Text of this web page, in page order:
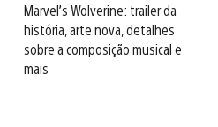
Marvel’s Wolverine: trailer da
história, arte nova, detalhes
sobre a composição musical e
mais